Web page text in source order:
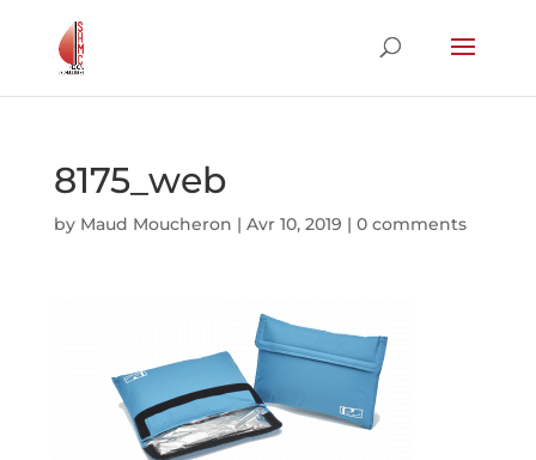
8175_web
by Maud Moucheron | Avr 10, 2019 | 0 comments